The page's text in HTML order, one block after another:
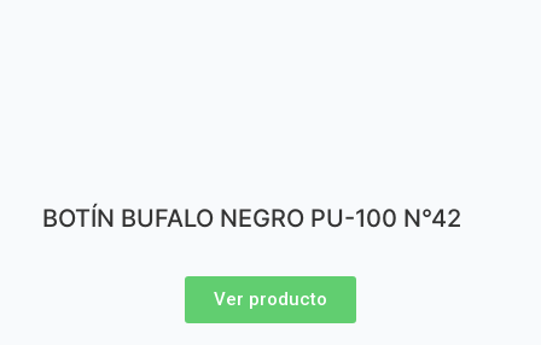
BOTÍN BUFALO NEGRO PU-100 N°42
Ver producto